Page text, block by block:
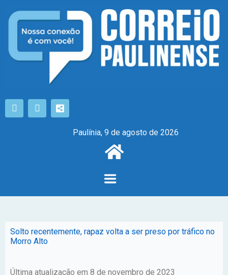
Paulínia, 9 de agosto de 2026
Solto recentemente, rapaz volta a ser preso por tráfico no
Morro Alto
Última atualização em 8 de novembro de 2023